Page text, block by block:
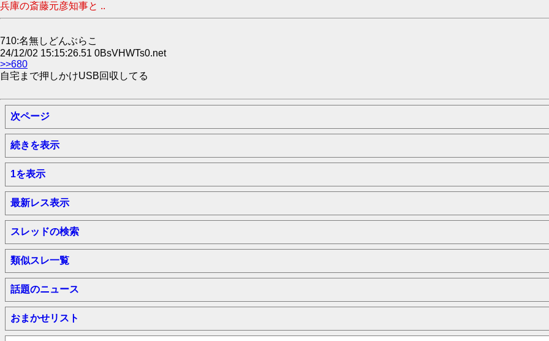
兵庫の斎藤元彦知事と ..
710:名無しどんぶらこ
24/12/02 15:15:26.51 0BsVHWTs0.net
>>680
自宅まで押しかけUSB回収してる
次ページ
続きを表示
1を表示
最新レス表示
スレッドの検索
類似スレ一覧
話題のニュース
おまかせリスト